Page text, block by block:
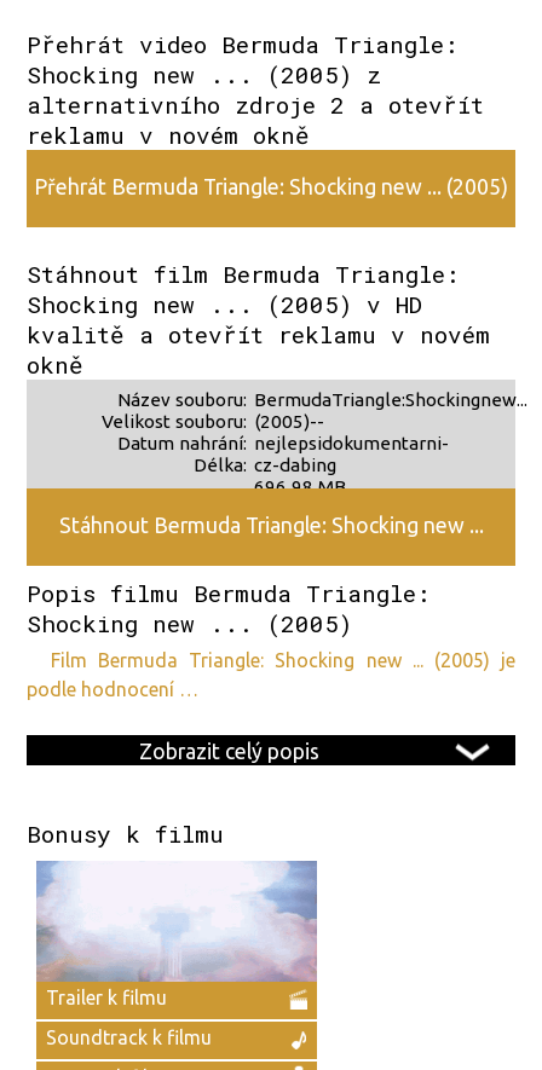
Přehrát video Bermuda Triangle:
Shocking new ... (2005) z
alternativního zdroje 2 a otevřít
reklamu v novém okně
Přehrát Bermuda Triangle: Shocking new ... (2005)
Stáhnout film Bermuda Triangle:
Shocking new ... (2005) v HD
kvalitě a otevřít reklamu v novém
okně
Název souboru:
Velikost souboru:
Datum nahrání:
Délka:
BermudaTriangle:Shockingnew...
(2005)--
nejlepsidokumentarni-
cz-dabing
696,98 MB
?
Stáhnout Bermuda Triangle: Shocking new ...
(2005) v HD kvalitě
Popis filmu Bermuda Triangle:
Shocking new ... (2005)
film Bermuda Triangle: Shocking new ... (2005) je
podle hodnocení …
Zobrazit celý popis
Bonusy k filmu
Trailer k filmu
Soundtrack k filmu